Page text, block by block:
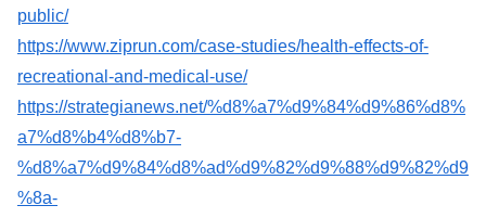
public/
https://www.ziprun.com/case-studies/health-effects-of-
recreational-and-medical-use/
https://strategianews.net/%d8%a7%d9%84%d9%86%d8%
a7%d8%b4%d8%b7-
%d8%a7%d9%84%d8%ad%d9%82%d9%88%d9%82%d9
%8a-